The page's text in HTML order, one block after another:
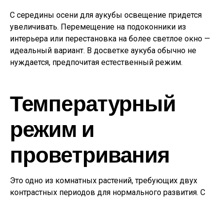
С середины осени для аукубы освещение придется
увеличивать. Перемещение на подоконники из
интерьера или перестановка на более светлое окно —
идеальный вариант. В досветке аукуба обычно не
нуждается, предпочитая естественный режим.
Температурный
режим и
проветривания
Это одно из комнатных растений, требующих двух
контрастных периодов для нормального развития. С